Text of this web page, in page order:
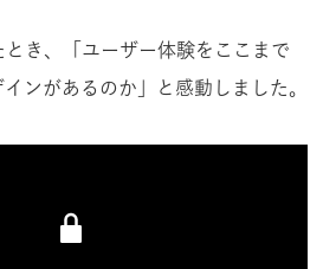
とき、「ユーザー体験をここまで
ンがあるのか」と感動しました。